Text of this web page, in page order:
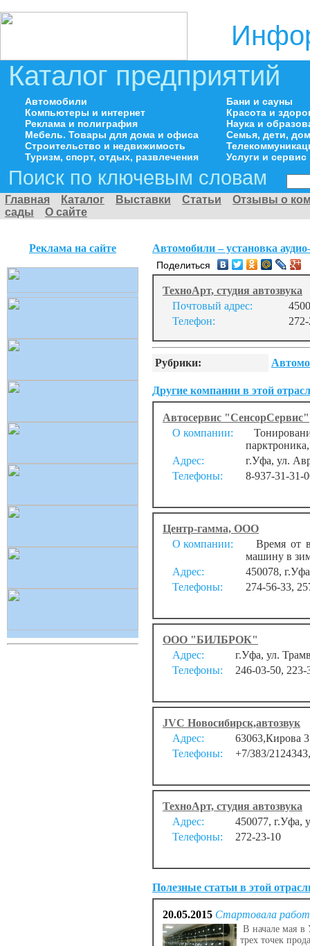
Каталог предприятий
Автомобили
Компьютеры и интернет
Реклама и полиграфия
Мебель. Товары для дома и офиса
Строительство и недвижимость
Туризм, спорт, отдых, развлечения
Бани и сауны
Красота и
Наука и
Семья, дети,
Услуги и сервис
Поиск по ключевым словам
Главная Каталог Выставки Статьи
Отзывы о
сады
О сайте
Реклама на сайте Автомобили – установка
Поделиться
ТехноАрт, студия автозвука
Почтовый адрес:
Телефон:
Рубрики:
Другие компании в этой
Автосервис "СенсорСервис"
О компании:
Адрес:
г.Уфа, ул.
Телефоны:
8-937-31-31-
Центр-гамма, ООО
О компании:
Время от
машину в
Адрес:
450078,
Телефоны:
274-56-33,
ООО "БИЛБРОК"
Адрес:
г.Уфа, ул.
Телефоны:
246-03-50, 223-
JVC Новосибирск,автозвук
Адрес:
63063,Кирова
Телефоны:
+7/383/
ТехноАрт, студия автозвука
Адрес:
450077, г.Уфа,
Телефоны:
272-23-10
Полезные статьи в этой
20.05.2015 Стартовала
В начале мая в
трех точек